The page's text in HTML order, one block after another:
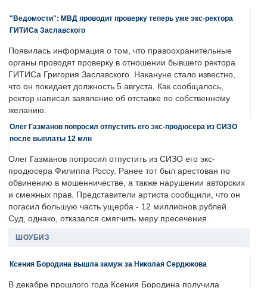
"Ведомости": МВД проводит проверку теперь уже экс-ректора
ГИТИСа Заславского
Появилась информация о том, что правоохранительные
органы проводят проверку в отношении бывшего ректора
ГИТИСа Григория Заславского. Накануне стало известно,
что он покидает должность 5 августа. Как сообщалось,
ректор написал заявление об отставке по собственному
желанию.
Олег Газманов попросил отпустить его экс-продюсера из СИЗО
после выплаты 12 млн
Олег Газманов попросил отпустить из СИЗО его экс-
продюсера Филиппа Россу. Ранее тот был арестован по
обвинению в мошенничестве, а также нарушении авторских
и смежных прав. Представители артиста сообщили, что он
погасил большую часть ущерба - 12 миллионов рублей.
Суд, однако, отказался смягчить меру пресечения.
ШОУБИЗ
Ксения Бородина вышла замуж за Николая Сердюкова
В декабре прошлого года Ксения Бородина получила